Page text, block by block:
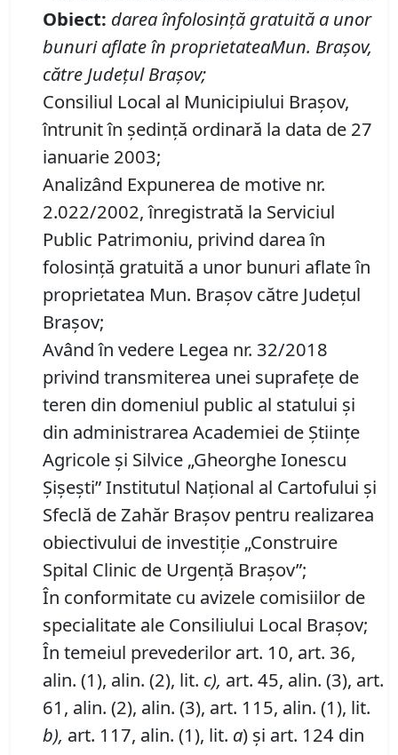
Obiect: darea înfolosinţă gratuită a unor
bunuri aflate în proprietateaMun. Braşov,
către Judeţul Braşov;
Consiliul Local al Municipiului Braşov,
întrunit în şedinţă ordinară la data de 27
ianuarie 2003;
Analizând Expunerea de motive nr.
2.022/2002, înregistrată la Serviciul
Public Patrimoniu, privind darea în
folosinţă gratuită a unor bunuri aflate în
proprietatea Mun. Braşov către Judeţul
Braşov;
Având în vedere Legea nr. 32/2018
privind transmiterea unei suprafeţe de
teren din domeniul public al statului şi
din administrarea Academiei de Ştiinţe
Agricole şi Silvice „Gheorghe Ionescu
Şişeşti” Institutul Naţional al Cartofului şi
Sfeclă de Zahăr Braşov pentru realizarea
obiectivului de investiţie „Construire
Spital Clinic de Urgenţă Braşov”;
În conformitate cu avizele comisiilor de
specialitate ale Consiliului Local Braşov;
În temeiul prevederilor art. 10, art. 36,
alin. (1), alin. (2), lit. c), art. 45, alin. (3), art.
61, alin. (2), alin. (3), art. 115, alin. (1), lit.
b), art. 117, alin. (1), lit. a) şi art. 124 din